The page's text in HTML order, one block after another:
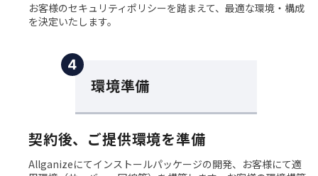
お客様のセキュリティポリシーを踏まえて、最適な環境・構成
を決定いたします。
４
環境準備
契約後、ご提供環境を準備
Allganizeにてインストールパッケージの開発、お客様にて適